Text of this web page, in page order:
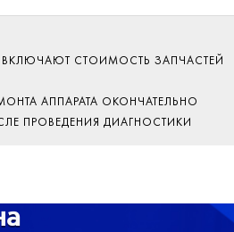
ВКЛЮЧАЮТ СТОИМОСТЬ ЗАПЧАСТЕЙ
АППАРАТА ОКОНЧАТЕЛЬНО
ПРОВЕДЕНИЯ ДИАГНОСТИКИ